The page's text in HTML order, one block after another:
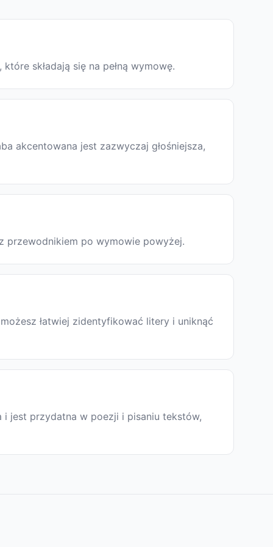
składają się na pełną wymowę.
akcentowana jest zazwyczaj głośniejsza,
przewodnikiem po wymowie powyżej.
łatwiej zidentyfikować litery i uniknąć
i jest przydatna w poezji i pisaniu tekstów,